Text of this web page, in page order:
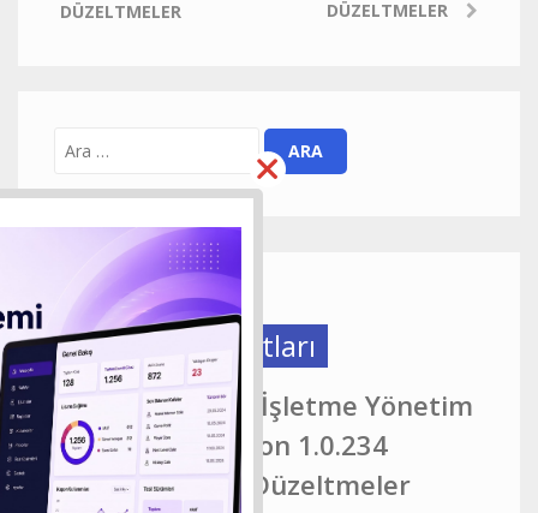
DÜZELTMELER
DÜZELTMELER
Güncelleme Notları
EveryCafe Akıllı İşletme Yönetim
Platformu Version 1.0.234
Güncelleme ve Düzeltmeler